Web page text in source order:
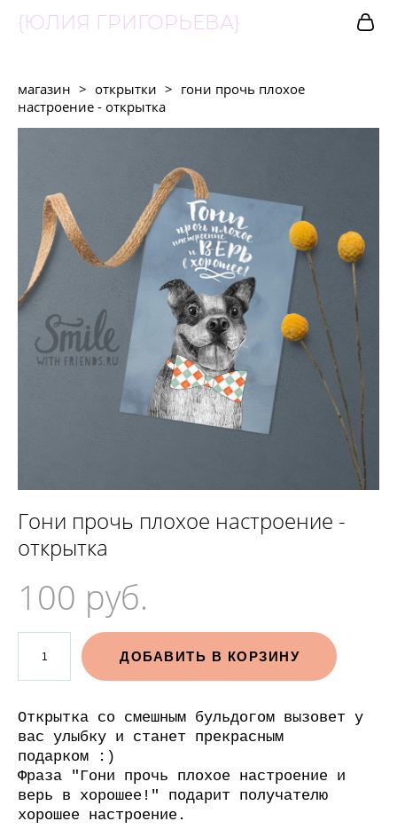
{ЮЛИЯ ГРИГОРЬЕВА}
магазин > открытки > гони прочь плохое
настроение - открытка
Гони прочь плохое настроение -
открытка
100 pуб.
ДОБАВИТЬ В КОРЗИНУ
Открытка со смешным бульдогом вызовет у
вас улыбку и станет прекрасным
подарком :)
Фраза "Гони прочь плохое настроение и
верь в хорошее!" подарит получателю
хорошее настроение.